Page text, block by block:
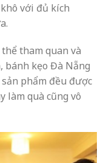
với đủ kích
tham quan và
bánh kẹo Đà Nẵng
phẩm đều được
làm quà cũng vô